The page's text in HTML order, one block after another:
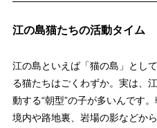
江の島猫たちの活動タイム
江の島といえば「猫の島」とし
る猫たちはごくわずか。実は、
動する“朝型”の子が多いんです
境内や路地裏、岩場の影などか